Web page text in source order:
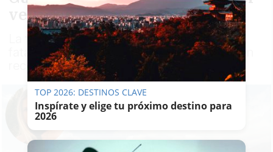
vehículo que la arrolló
La fallecida cogió un VTC antes de sufrir el
fatal accidente; la investigación se centra en
reconstruir cómo llegó hasta la autopista
TOP 2026: DESTINOS CLAVE
Inspírate y elige tu próximo destino para
2026